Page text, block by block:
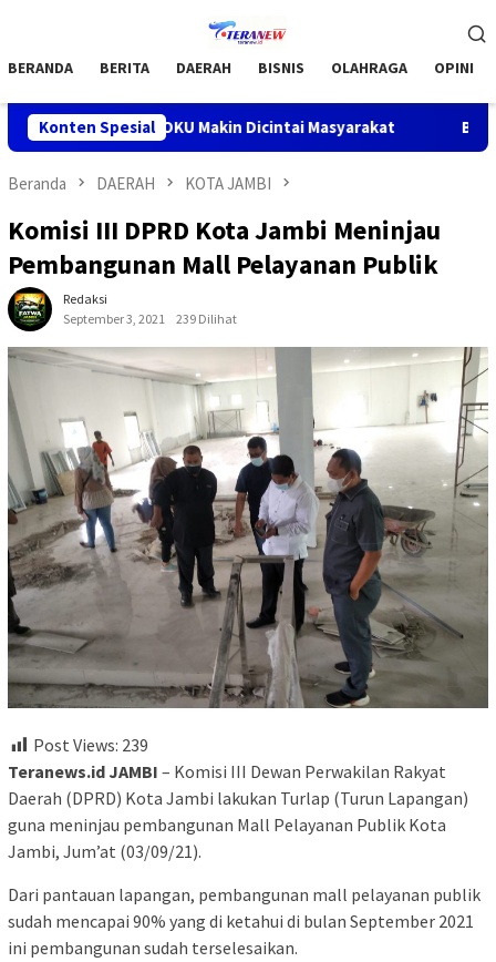
Mobile
BERANDA BERITA DAERAH BISNIS OLAHRAGA OPINI
Konten Spesial
OKU Makin Dicintai Masyarakat Bupati OKU H
Beranda DAERAH KOTA JAMBI
Komisi III DPRD Kota Jambi Meninjau
Pembangunan Mall Pelayanan Publik
Redaksi
September 3, 2021
239 Dilihat
Post Views: 239
Teranews.id JAMBI – Komisi III Dewan Perwakilan Rakyat
Daerah (DPRD) Kota Jambi lakukan Turlap (Turun Lapangan)
guna meninjau pembangunan Mall Pelayanan Publik Kota
Jambi, Jum’at (03/09/21).
Dari pantauan lapangan, pembangunan mall pelayanan publik
sudah mencapai 90% yang di ketahui di bulan September 2021
ini pembangunan sudah terselesaikan.